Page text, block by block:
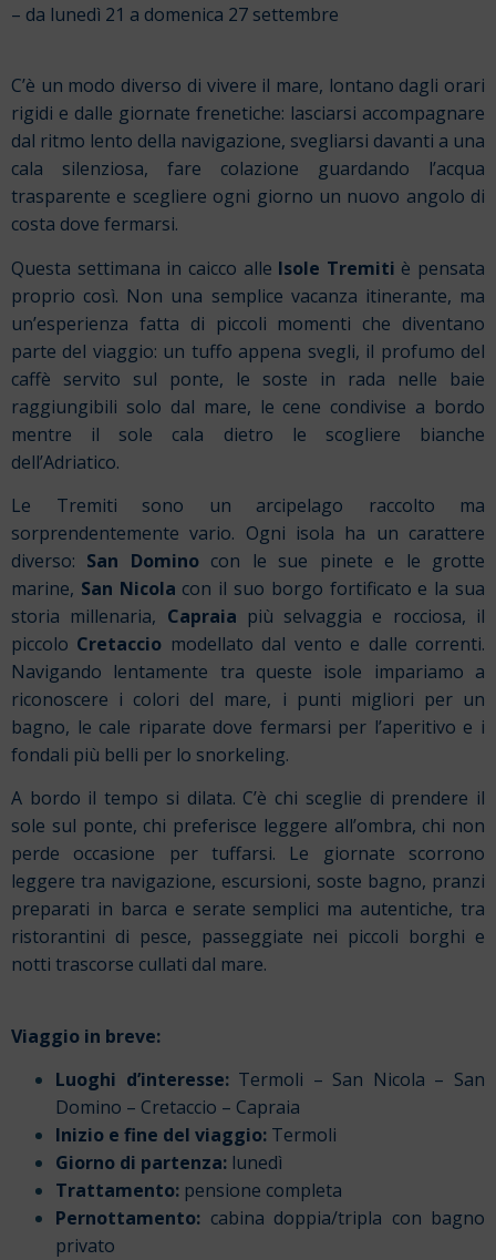
– da lunedì 21 a domenica 27 settembre
C’è un modo diverso di vivere il mare, lontano dagli orari
rigidi e dalle giornate frenetiche: lasciarsi accompagnare
dal ritmo lento della navigazione, svegliarsi davanti a una
cala silenziosa, fare colazione guardando l’acqua
trasparente e scegliere ogni giorno un nuovo angolo di
costa dove fermarsi.
Questa settimana in caicco alle Isole Tremiti è pensata
proprio così. Non una semplice vacanza itinerante, ma
un’esperienza fatta di piccoli momenti che diventano
parte del viaggio: un tuffo appena svegli, il profumo del
caffè servito sul ponte, le soste in rada nelle baie
raggiungibili solo dal mare, le cene condivise a bordo
mentre il sole cala dietro le scogliere bianche
dell’Adriatico.
Le Tremiti sono un arcipelago raccolto ma
sorprendentemente vario. Ogni isola ha un carattere
diverso: San Dominocon le sue pinete e le grotte
marine, San Nicola con il suo borgo fortificato e la sua
storia millenaria, Capraia più selvaggia e rocciosa, il
piccolo Cretaccio modellato dal vento e dalle correnti.
Navigando lentamente tra queste isole impariamo a
riconoscere i colori del mare, i punti migliori per un
bagno, le cale riparate dove fermarsi per l’aperitivo e i
fondali più belli per lo snorkeling.
A bordo il tempo si dilata. C’è chi sceglie di prendere il
sole sul ponte, chi preferisce leggere all’ombra, chi non
perde occasione per tuffarsi. Le giornate scorrono
leggere tra navigazione, escursioni, soste bagno, pranzi
preparati in barca e serate semplici ma autentiche, tra
ristorantini di pesce, passeggiate nei piccoli borghi e
notti trascorse cullati dal mare.
Viaggio in breve:
Luoghi d’interesse:Termoli – San Nicola – San
Domino – Cretaccio – Capraia
Inizio e fine del viaggio: Termoli
Giorno di partenza: lunedì
Trattamento: pensione completa
Pernottamento: cabina doppia/tripla con bagno
privato